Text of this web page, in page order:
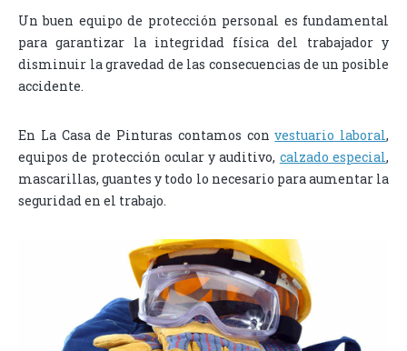
Un buen equipo de protección personal es fundamental
para garantizar la integridad física del trabajador y
disminuir la gravedad de las consecuencias de un posible
accidente.
En La Casa de Pinturas contamos convestuario laboral,
equipos de protección ocular y auditivo, calzado especial,
mascarillas, guantes y todo lo necesario para aumentar la
seguridad en el trabajo.